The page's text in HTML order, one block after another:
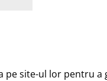
pe site-ul lor pentru